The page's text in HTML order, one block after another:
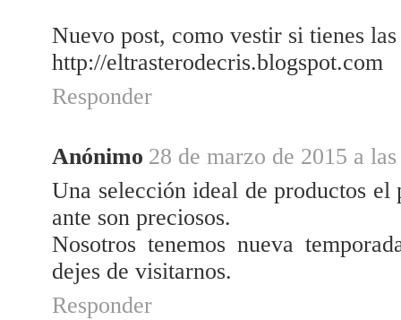
Nuevo post, como vestir si tienes
http://eltrasterodecris.blogspot.com
Responder
Anónimo 28 de marzo de 2015 a
Una selección ideal de productos
ante son preciosos.
Nosotros tenemos nueva
dejes de visitarnos.
Responder